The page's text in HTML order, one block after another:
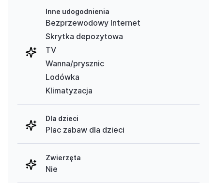
Inne udogodnienia
Bezprzewodowy Internet
Skrytka depozytowa
TV
Wanna/prysznic
Lodówka
Klimatyzacja
Dla dzieci
Plac zabaw dla dzieci
Zwierzęta
Nie